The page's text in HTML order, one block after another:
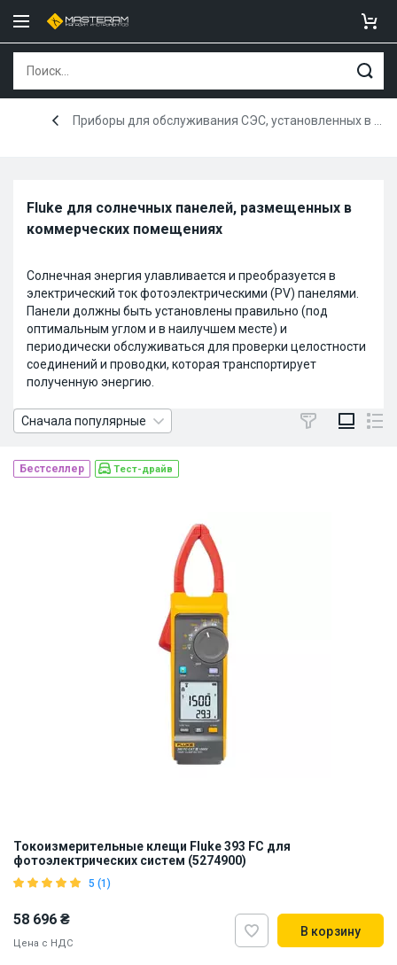
Приборы для обслуживания СЭС, установленных в коммерческих помещениях
Fluke для солнечных панелей, размещенных в
коммерческих помещениях
Солнечная энергия улавливается и преобразуется в
электрический ток фотоэлектрическими (PV) панелями.
Панели должны быть установлены правильно (под
оптимальным углом и в наилучшем месте) и
периодически обслуживаться для проверки целостности
соединений и проводки, которая транспортирует
полученную энергию.
Сначала популярные
Бестселлер Тест-драйв
Токоизмерительные клещи Fluke 393 FC для
фотоэлектрических систем (5274900)
5 (1)
58 696 ₴
Цена с НДС
В корзину